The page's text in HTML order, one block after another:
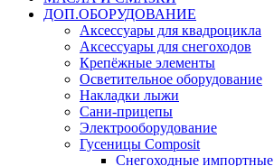
ДОП.ОБОРУДОВАНИЕ
Аксессуары для квадроцикла
Аксессуары для снегоходов
Крепёжные элементы
Осветительное оборудование
Накладки лыжи
Сани-прицепы
Электрооборудование
Гусеницы Composit
Снегоходные импортные